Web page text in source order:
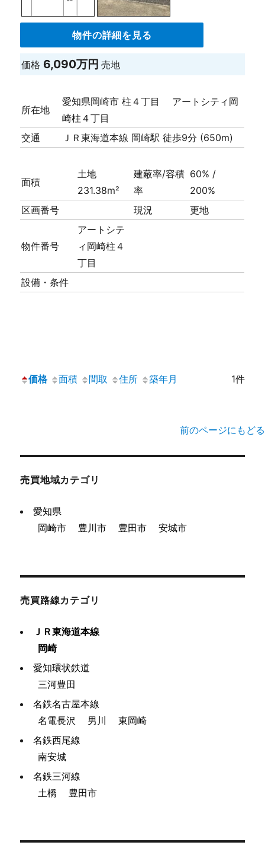
物件の詳細を見る
価格 6,090万円売地
所在地
愛知県岡崎市 柱４丁目 アートシティ岡
崎柱４丁目
交通
ＪＲ東海道本線 岡崎駅 徒歩9分 (650m)
面積
土地
231.38m²
建蔽率/容積
率
60% /
200%
区画番号
現況 更地
物件番号
アートシテ
ィ岡崎柱４
丁目
設備・条件
価格 面積 間取 住所 築年月 1件
前のページにもどる
売買地域カテゴリ
愛知県
岡崎市
豊川市 豊田市 安城市
売買路線カテゴリ
ＪＲ東海道本線
岡崎
愛知環状鉄道
三河豊田
名鉄名古屋本線
名電長沢
男川
東岡崎
名鉄西尾線
南安城
名鉄三河線
土橋
豊田市